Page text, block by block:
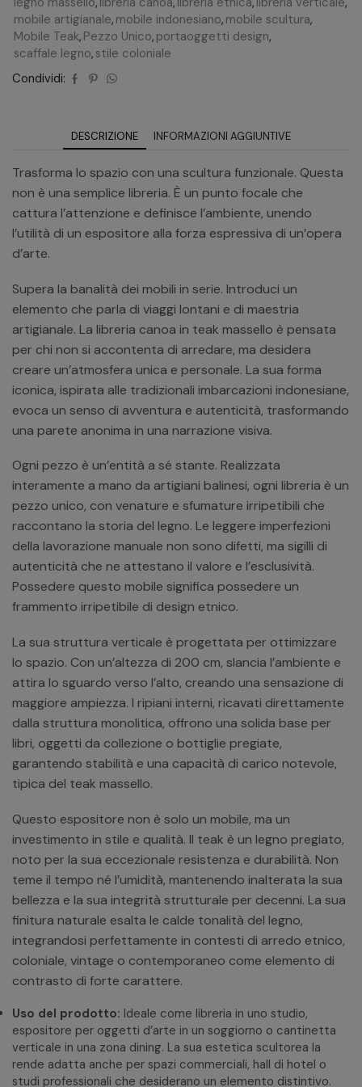
mobile artigianale, mobile indonesiano, mobile scultura,
Mobile Teak, Pezzo Unico, portaoggetti design,
scaffale legno, stile coloniale
Condividi:
DESCRIZIONE INFORMAZIONI AGGIUNTIVE
Trasforma lo spazio con una scultura funzionale. Questa
non è una semplice libreria. È un punto focale che
cattura l’attenzione e definisce l’ambiente, unendo
l’utilità di un espositore alla forza espressiva di un’opera
d’arte.
Supera la banalità dei mobili in serie. Introduci un
elemento che parla di viaggi lontani e di maestria
artigianale. La libreria canoa in teak massello è pensata
per chi non si accontenta di arredare, ma desidera
creare un’atmosfera unica e personale. La sua forma
iconica, ispirata alle tradizionali imbarcazioni indonesiane,
evoca un senso di avventura e autenticità, trasformando
una parete anonima in una narrazione visiva.
Ogni pezzo è un’entità a sé stante. Realizzata
interamente a mano da artigiani balinesi, ogni libreria è un
pezzo unico, con venature e sfumature irripetibili che
raccontano la storia del legno. Le leggere imperfezioni
della lavorazione manuale non sono difetti, ma sigilli di
autenticità che ne attestano il valore e l’esclusività.
Possedere questo mobile significa possedere un
frammento irripetibile di design etnico.
La sua struttura verticale è progettata per ottimizzare
lo spazio. Con un’altezza di 200 cm, slancia l’ambiente e
attira lo sguardo verso l’alto, creando una sensazione di
maggiore ampiezza. I ripiani interni, ricavati direttamente
dalla struttura monolitica, offrono una solida base per
libri, oggetti da collezione o bottiglie pregiate,
garantendo stabilità e una capacità di carico notevole,
tipica del teak massello.
Questo espositore non è solo un mobile, ma un
investimento in stile e qualità. Il teak è un legno pregiato,
noto per la sua eccezionale resistenza e durabilità. Non
teme il tempo né l’umidità, mantenendo inalterata la sua
bellezza e la sua integrità strutturale per decenni. La sua
finitura naturale esalta le calde tonalità del legno,
integrandosi perfettamente in contesti di arredo etnico,
coloniale, vintage o contemporaneo come elemento di
contrasto di forte carattere.
Uso del prodotto: Ideale come libreria in uno studio,
espositore per oggetti d’arte in un soggiorno o cantinetta
verticale in una zona dining. La sua estetica scultorea la
rende adatta anche per spazi commerciali, hall di hotel o
studi professionali che desiderano un elemento distintivo.